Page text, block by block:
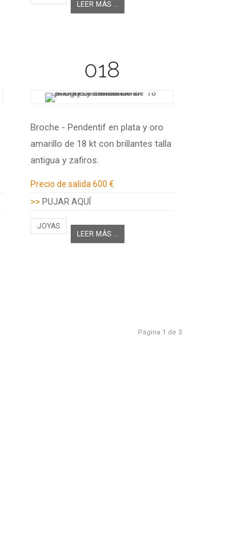
LEER MÁS ...
018
Broche - Pendentif en plata y oro
amarillo de 18 kt con brillantes talla
antigua y zafiros.
Precio de salida 600 €
>> PUJAR AQUÍ
JOYAS
LEER MÁS ...
Página 1 de 3